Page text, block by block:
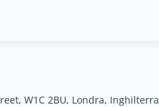
W1C 2BU, Londra, Inghilterra